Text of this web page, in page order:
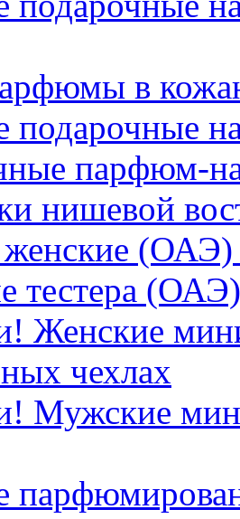
в
подарочные
парфюм-
нишевой
женские (ОАЭ)
тестера (ОАЭ)
Женские
чехлах
Мужские